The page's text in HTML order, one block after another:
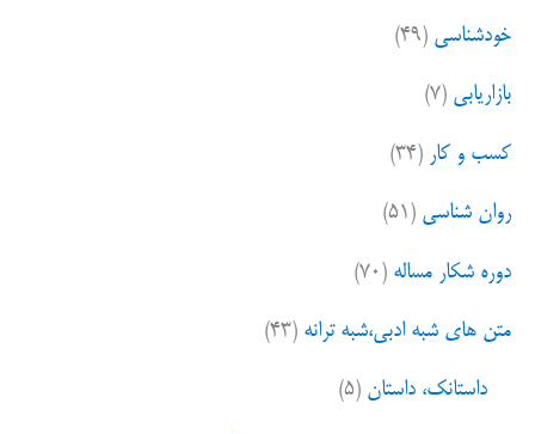
خودشناسی (۴۹)
بازاریابی (۷)
کسب و کار (۳۴)
روان شناسی (۵۱)
دوره شکار مساله (۷۰)
متن های شبه ادبی،شبه ترانه (۴۳)
داستانک، داستان (۵)